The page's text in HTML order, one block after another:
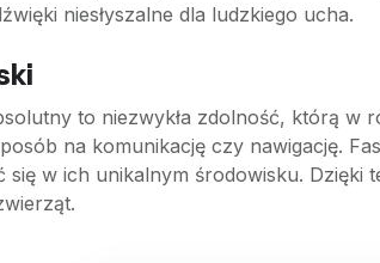
niesłyszalne dla ludzkiego ucha.
to niezwykła zdolność, którą
na komunikację czy nawigację.
się w ich unikalnym środowisku. Dzięki